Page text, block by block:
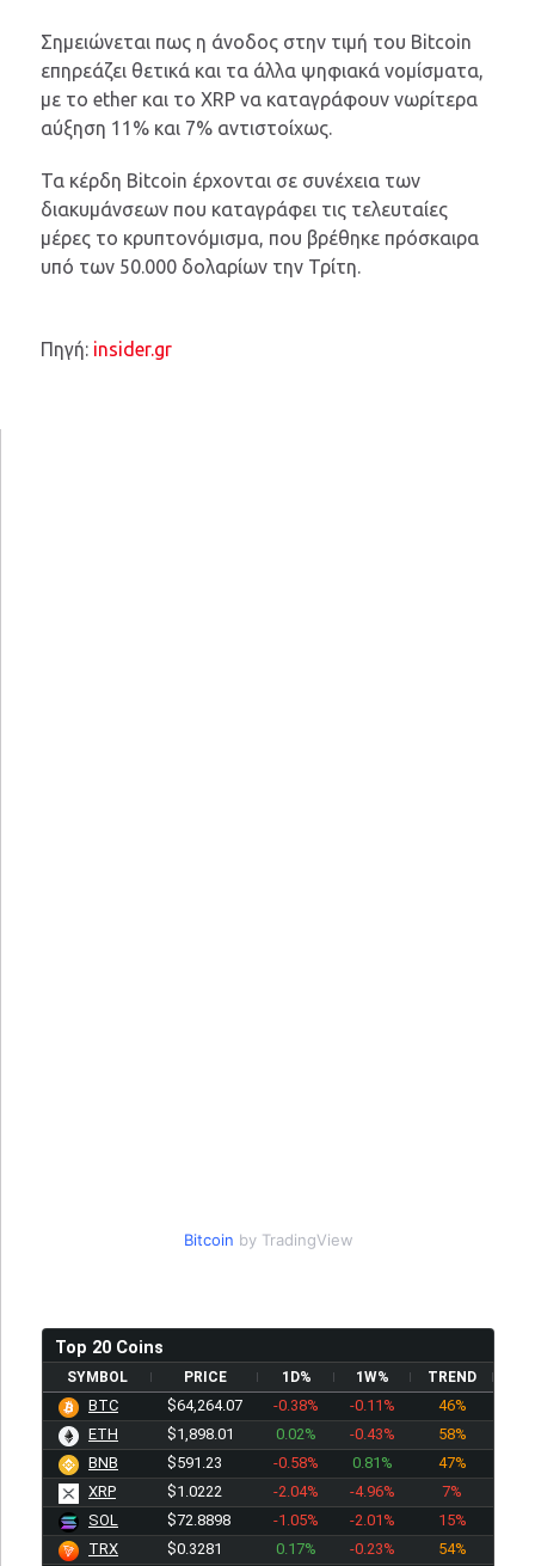
Σημειώνεται πως η άνοδος στην τιμή του Bitcoin
επηρεάζει θετικά και τα άλλα ψηφιακά νομίσματα,
με το ether και το XRP να καταγράφουν νωρίτερα
αύξηση 11% και 7% αντιστοίχως.
Τα κέρδη Bitcoin έρχονται σε συνέχεια των
διακυμάνσεων που καταγράφει τις τελευταίες
μέρες το κρυπτονόμισμα, που βρέθηκε πρόσκαιρα
υπό των 50.000 δολαρίων την Τρίτη.
Πηγή: insider.gr
Bitcoin by TradingView
Top 20 Coins
SYMBOL PRICE 1D% 1W% TREND
BTC $64,264.07 -0.38% -0.11%
46%
ETH
$1,898.01 0.02% -0.43%
58%
BNB
$591.23 -0.58% 0.81%
47%
XRP
$1.0222 -2.04% -4.96%
7%
SOL
$72.8898 -1.05% -2.01%
15%
TRX
$0.3281 0.17% -0.23% 54%